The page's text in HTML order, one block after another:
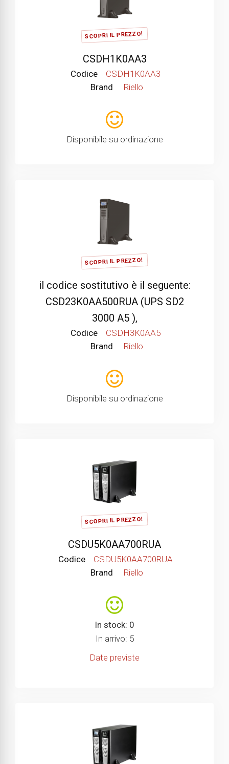
SCOPRI IL PREZZO!
CSDH1K0AA3
Codice
CSDH1K0AA3
Brand
Riello
Disponibile su ordinazione
SCOPRI IL PREZZO!
il codice sostitutivo è il seguente:
CSD23K0AA500RUA (UPS SD2
3000 A5 ),
Codice
CSDH3K0AA5
Brand
Riello
Disponibile su ordinazione
SCOPRI IL PREZZO!
CSDU5K0AA700RUA
Codice
CSDU5K0AA700RUA
Brand
Riello
In stock: 0
In arrivo: 5
Date previste